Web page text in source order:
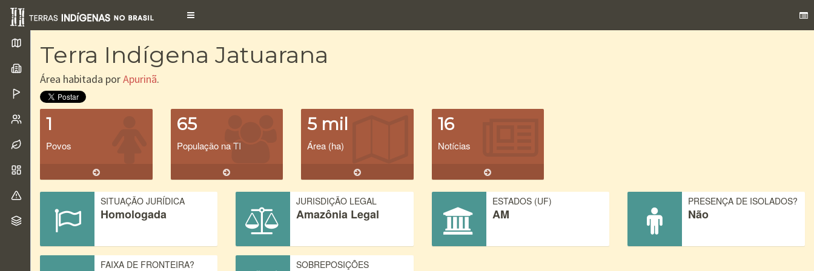
Toggle
Terra Indígena Jatuarana
Área habitada porApurinã.
1
Povos
65
População na TI
5 mil
Área (ha)
16
Notícias
SITUAÇÃO JURÍDICA
Homologada
JURISDIÇÃO LEGAL
Amazônia Legal
ESTADOS (UF)
AM
PRESENÇA DE ISOLADOS?
Não
FAIXA DE FRONTEIRA? SOBREPOSIÇÕES